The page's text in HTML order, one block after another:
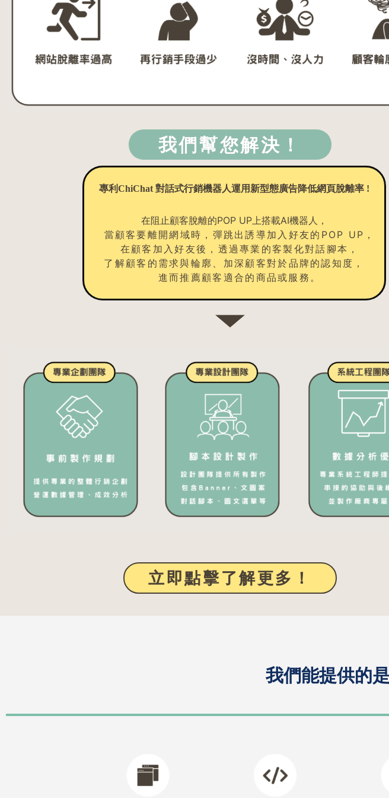
我們幫您解決！
專利ChiChat 對話式行銷機器人運用新型態廣告降低網頁脫離率 !
在阻止顧客脫離的POP UP上搭載AI機器人，
當顧客要離開網域時，彈跳出誘導加入好友的POP UP，
在顧客加入好友後，透過專業的客製化對話腳本，
了解顧客的需求與輪廓、加深顧客對於品牌的認知度，
進而推薦顧客適合的商品或服務。
立即點擊了解更多！
我們能提供的